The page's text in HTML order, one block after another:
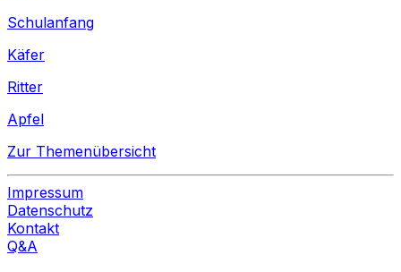
Schulanfang
Käfer
Ritter
Apfel
Zur Themenübersicht
Impressum
Datenschutz
Kontakt
Q&A